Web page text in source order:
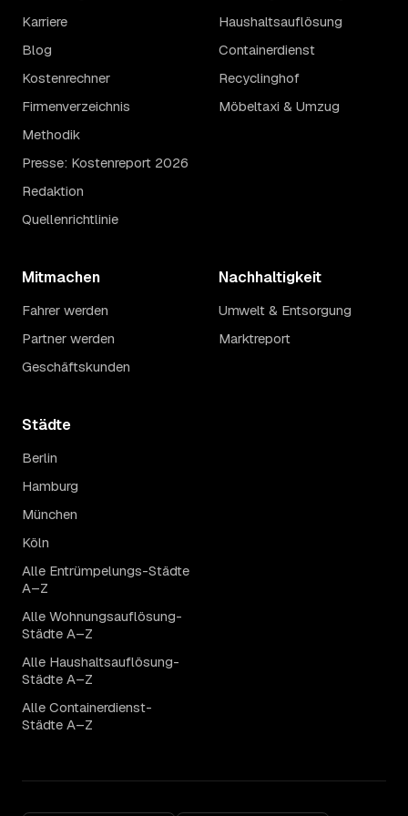
Karriere
Blog
Kostenrechner
Firmenverzeichnis
Methodik
Presse: Kostenreport 2026
Redaktion
Quellenrichtlinie
Haushaltsauflösung
Containerdienst
Recyclinghof
Möbeltaxi & Umzug
Mitmachen
Fahrer werden
Partner werden
Geschäftskunden
Nachhaltigkeit
Umwelt & Entsorgung
Marktreport
Städte
Berlin
Hamburg
München
Köln
Alle Entrümpelungs-Städte
A–Z
Alle Wohnungsauflösung-
Städte A–Z
Alle Haushaltsauflösung-
Städte A–Z
Alle Containerdienst-
Städte A–Z